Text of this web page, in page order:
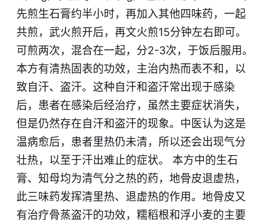
先煎生石膏约半小时，再加入其他四味药，一起
共煎，武火煎开后，再文火煎15分钟左右即可。
可煎两次，混合在一起，分2-3次，于饭后服用。
本方有清热固表的功效，主治内热而表不和，以
致自汗、盗汗。这种自汗和盗汗常出现于感染
后，患者在感染后经治疗，虽然主要症状消失，
但是仍然存在自汗和盗汗的现象。中医认为这是
温病愈后，患者里热仍未清，所以还会出现气分
壮热，以至于汗出难止的症状。 本方中的生石
膏、知母均为清气分之热的药，地骨皮退虚热，
此三味药发挥清里热、退虚热的作用。地骨皮又
有治疗骨蒸盗汗的功效，糯稻根和浮小麦的主要